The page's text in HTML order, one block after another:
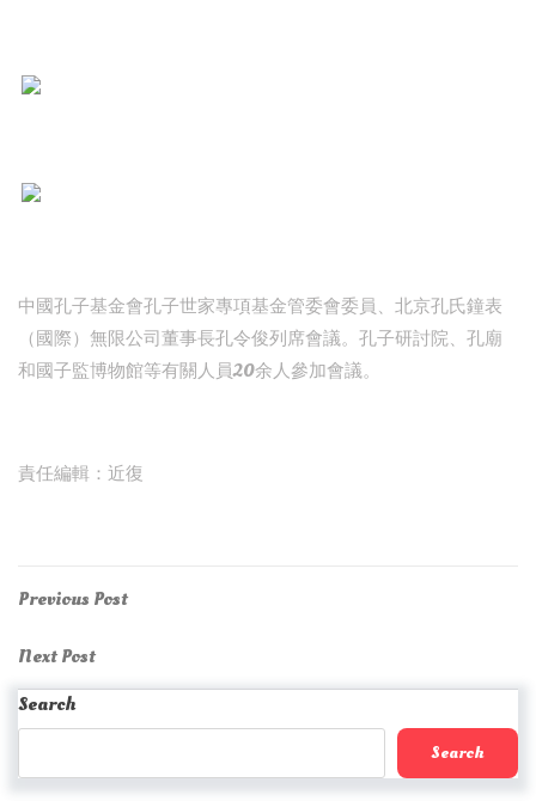
中國孔子基金會孔子世家專項基金管委會委員、北京孔氏鐘表
（國際）無限公司董事長孔令俊列席會議。孔子研討院、孔廟
和國子監博物館等有關人員20余人參加會議。
責任編輯：近復
Post
navigation
Previous
Previous Post
Next
Post
Next Post
Search
Search